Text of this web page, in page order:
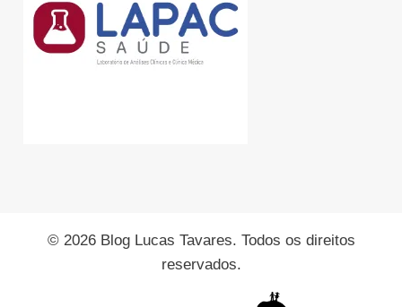
© 2026 Blog Lucas Tavares. Todos os direitos
reservados.